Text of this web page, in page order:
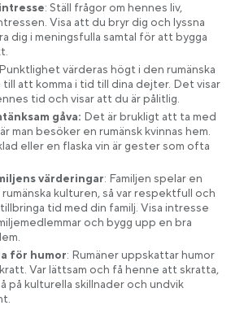
: Ställ frågor om hennes liv,
Visa att du bryr dig och lyssna
dig i meningsfulla samtal för att bygga
värderas högt i den rumänska
till att komma i tid till dina dejter. Det visar
tid och visar att du är pålitlig.
gåva: Det är brukligt att ta med
man besöker en rumänsk kvinnas hem.
eller en flaska vin är gester som ofta
värderingar: Familjen spelar en
kulturen, så var respektfull och
tid med din familj. Visa intresse
och bygg upp en bra
för humor: Rumäner uppskattar humor
Var lättsam och få henne att skratta,
på kulturella skillnader och undvik